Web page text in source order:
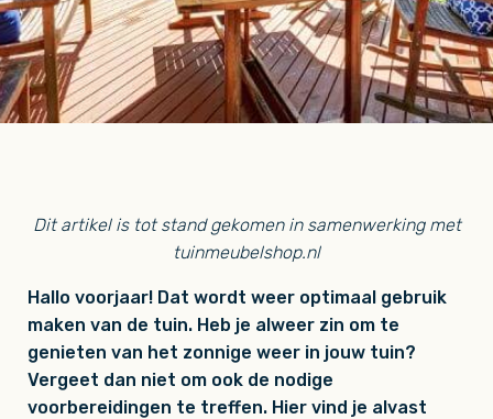
Dit artikel is tot stand gekomen in samenwerking met
tuinmeubelshop.nl
Hallo voorjaar! Dat wordt weer optimaal gebruik
maken van de tuin. Heb je alweer zin om te
genieten van het zonnige weer in jouw tuin?
Vergeet dan niet om ook de nodige
voorbereidingen te treffen. Hier vind je alvast